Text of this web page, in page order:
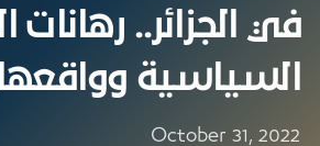
في الجزائر..
السياسية وواقعها
October 31, 2022